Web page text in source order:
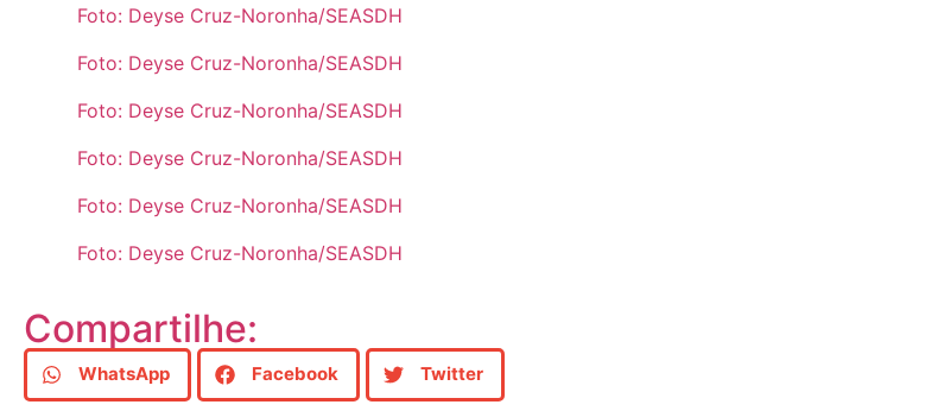
Foto: Deyse Cruz-Noronha/SEASDH
Foto: Deyse Cruz-Noronha/SEASDH
Foto: Deyse Cruz-Noronha/SEASDH
Foto: Deyse Cruz-Noronha/SEASDH
Foto: Deyse Cruz-Noronha/SEASDH
Foto: Deyse Cruz-Noronha/SEASDH
Compartilhe:
WhatsApp Facebook Twitter